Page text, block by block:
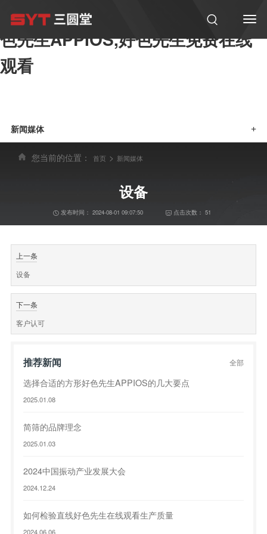
好色软件大全,好色先生在线观看,好
色先生APPIOS,好色先生免费在线
观看
新闻媒体 +
您当前的位置： 首页 > 新闻媒体
设备
发布时间： 2024-08-01 09:07:50 点击次数：51
上一条
设备
下一条
客户认可
推荐新闻 全部
选择合适的方形好色先生APPIOS的几大要点
2025.01.08
简筛的品牌理念
2025.01.03
2024中国振动产业发展大会
2024.12.24
如何检验直线好色先生在线观看生产质量
2024.06.06